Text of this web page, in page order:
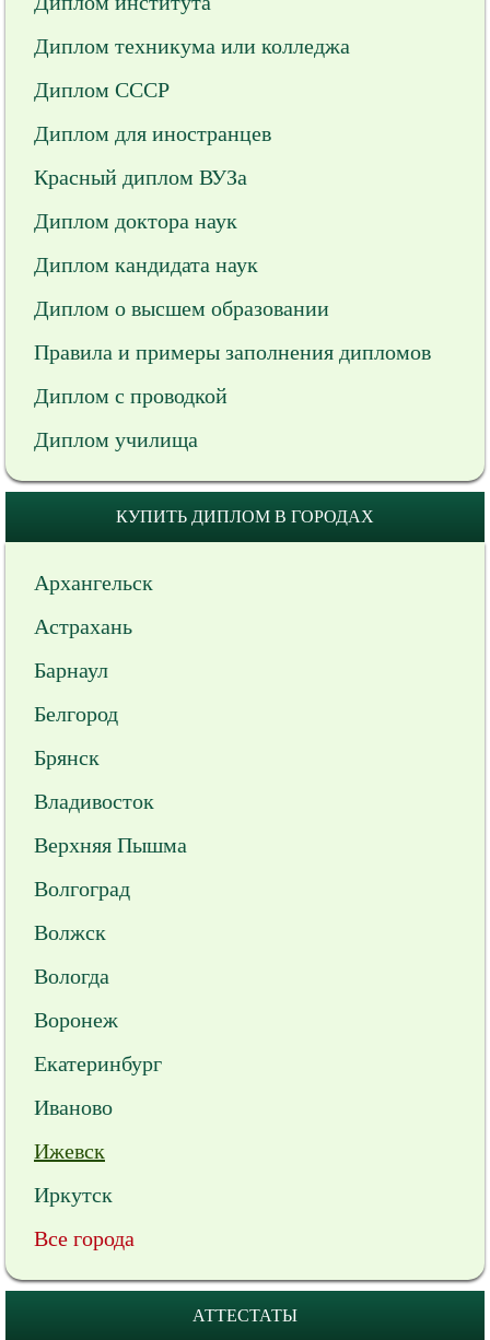
Диплом техникума или колледжа
Диплом СССР
Диплом для иностранцев
Красный диплом ВУЗа
Диплом доктора наук
Диплом кандидата наук
Диплом о высшем образовании
Правила и примеры заполнения дипломов
Диплом с проводкой
Диплом училища
КУПИТЬ ДИПЛОМ В ГОРОДАХ
Архангельск
Астрахань
Барнаул
Белгород
Брянск
Владивосток
Верхняя Пышма
Волгоград
Волжск
Вологда
Воронеж
Екатеринбург
Иваново
Ижевск
Иркутск
Все города
АТТЕСТАТЫ